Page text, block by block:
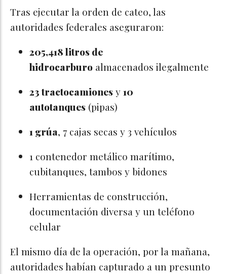
Tras ejecutar la orden de cateo, las
autoridades federales aseguraron:
205,418 litros de
hidrocarburo almacenados ilegalmente
23 tractocamionesy10
autotanques (pipas)
1 grúa, 7 cajas secas y 3 vehículos
1 contenedor metálico marítimo,
cubitanques, tambos y bidones
Herramientas de construcción,
documentación diversa y un teléfono
celular
El mismo día de la operación, por la mañana,
autoridades habían capturado a un presunto